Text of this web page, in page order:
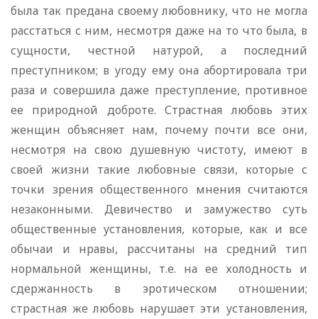
была так предана своему любовнику, что не могла
расстаться с ним, несмотря даже на то что была, в
сущности, честной натурой, а последний
преступником; в угоду ему она абортировала три
раза и совершила даже преступление, противное
ее природной доброте. Страстная любовь этих
женщин объясняет нам, почему почти все они,
несмотря на свою душевную чистоту, имеют в
своей жизни такие любовные связи, которые с
точки зрения общественного мнения считаются
незаконными. Девичество и замужество суть
общественные установления, которые, как и все
обычаи и нравы, рассчитаны на средний тип
нормальной женщины, т.е. на ее холодность и
сдержанность в эротическом отношении;
страстная же любовь нарушает эти установления,